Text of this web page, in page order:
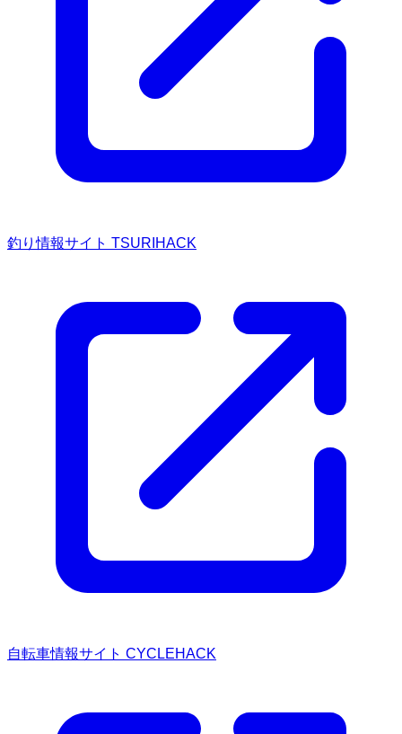
釣り情報サイト TSURIHACK
自転車情報サイト CYCLEHACK